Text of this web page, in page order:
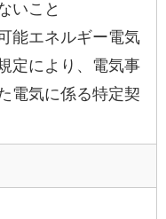
いこと
能エネルギー電気
定により、電気事
電気に係る特定契